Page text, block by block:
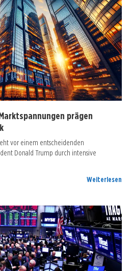
prägen
vor einem entscheidenden
Donald Trump durch intensive
Weiterlesen